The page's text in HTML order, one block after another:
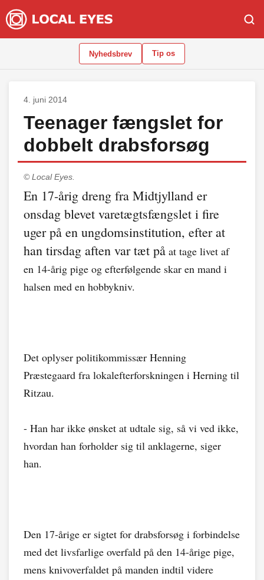
Nyhedsbrev Tip os
4. juni 2014
Teenager fængslet for
dobbelt drabsforsøg
© Local Eyes.
En 17-årig dreng fra Midtjylland er
onsdag blevet varetægtsfængslet i fire
uger på en ungdomsinstitution, efter at
han tirsdag aften var tæt på at tage livet af
en 14-årig pige og efterfølgende skar en mand i
halsen med en hobbykniv.
Det oplyser politikommissær Henning
Præstegaard fra lokalefterforskningen i Herning til
Ritzau.
- Han har ikke ønsket at udtale sig, så vi ved ikke,
hvordan han forholder sig til anklagerne, siger
han.
Den 17-årige er sigtet for drabsforsøg i forbindelse
med det livsfarlige overfald på den 14-årige pige,
mens knivoverfaldet på manden indtil videre